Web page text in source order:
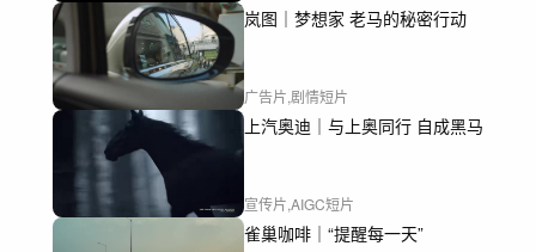
岚图｜梦想家 老马的秘密行动
广告片,剧情短片
上汽奥迪｜与上奥同行 自成黑马
宣传片,AIGC短片
雀巢咖啡｜“提醒每一天”